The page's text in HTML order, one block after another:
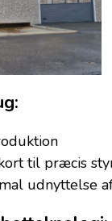
til præcis
udnyttelse